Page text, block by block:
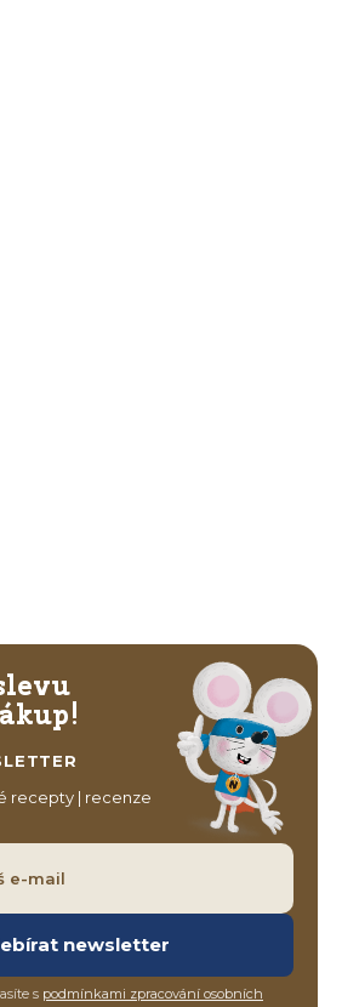
recepty | recenze
newsletter
s podmínkami zpracování osobních